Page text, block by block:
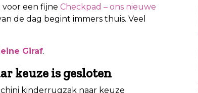
een fijne Checkpad – ons nieuwe
de dag begint immers thuis. Veel
Giraf.
keuze is gesloten
kinderrugzak naar keuze